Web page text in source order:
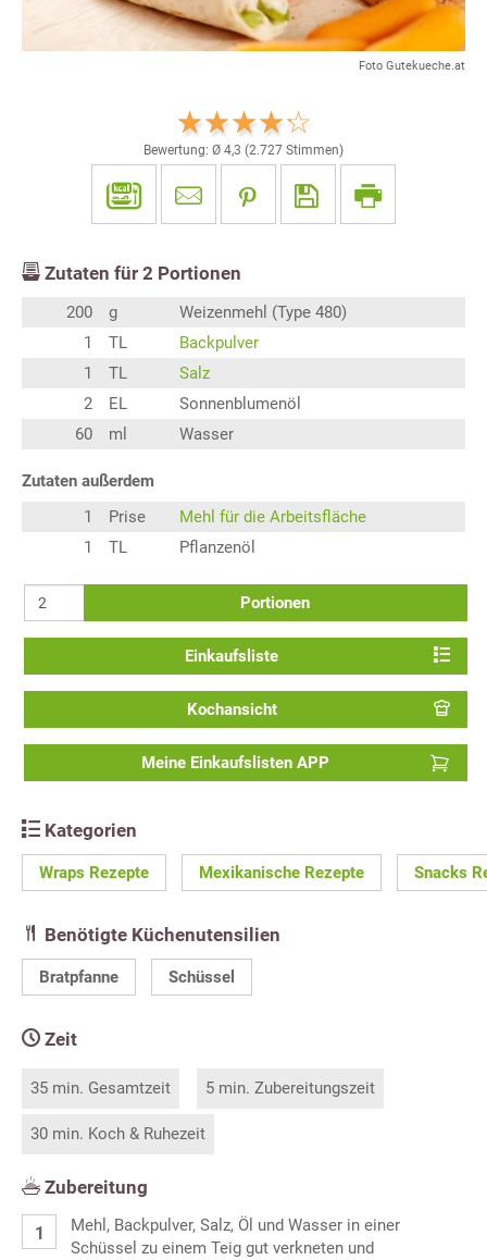
Foto Gutekueche.at
Bewertung: Ø 4,3 (2.727 Stimmen)
Zutaten für 2 Portionen
200 g
Weizenmehl (Type 480)
1
TL
Backpulver
1
TL
Salz
2
EL
Sonnenblumenöl
60
ml Wasser
Zutaten außerdem
1
Prise
Mehl für die Arbeitsfläche
1
TL Pflanzenöl
Portionen
Einkaufsliste
Kochansicht
Meine Einkaufslisten APP
Kategorien
Wraps Rezepte Mexikanische Rezepte Snacks
Benötigte Küchenutensilien
Bratpfanne Schüssel
Zeit
35 min. Gesamtzeit 5 min. Zubereitungszeit
30 min. Koch & Ruhezeit
Zubereitung
Mehl, Backpulver, Salz, Öl und Wasser in einer
Schüssel zu einem Teig gut verkneten und